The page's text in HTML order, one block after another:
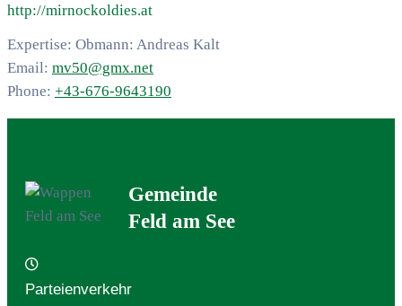
http://mirnockoldies.at
Expertise: Obmann: Andreas Kalt
Email: mv50@gmx.net
Phone: +43-676-9643190
Gemeinde
Feld am See
Parteienverkehr